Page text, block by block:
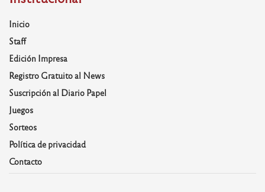
Inicio
Staff
Edición Impresa
Registro Gratuito al News
Suscripción al Diario Papel
Juegos
Sorteos
Política de privacidad
Contacto